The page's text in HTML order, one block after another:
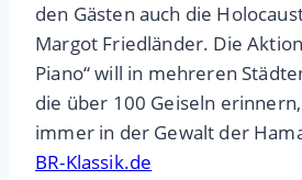
den Gästen auch die
Margot Friedländer. Die
Piano“ will in mehreren
die über 100 Geiseln
immer in der Gewalt der
BR-Klassik.de